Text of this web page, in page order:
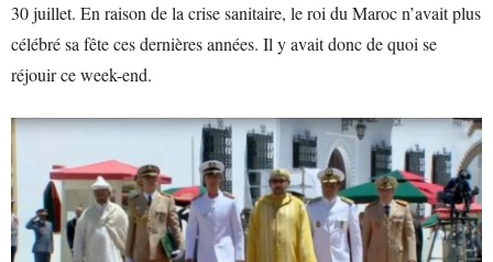
30 juillet. En raison de la crise sanitaire, le roi du Maroc n’avait plus
célébré sa fête ces dernières années. Il y avait donc de quoi se
réjouir ce week-end.